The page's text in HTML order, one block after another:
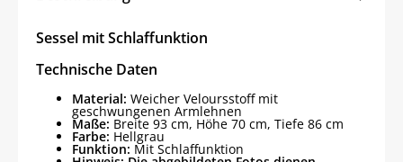
Sessel mit Schlaffunktion
Technische Daten
Material: Weicher Veloursstoff mit
geschwungenen Armlehnen
Maße: Breite 93 cm, Höhe 70 cm, Tiefe 86 cm
Farbe: Hellgrau
Funktion: Mit Schlaffunktion